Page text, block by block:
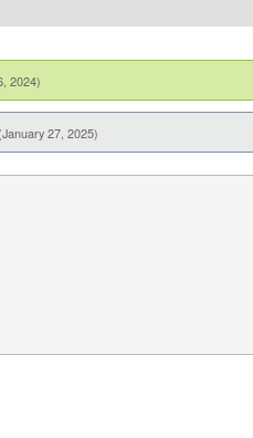
2024)
(January 27, 2025)